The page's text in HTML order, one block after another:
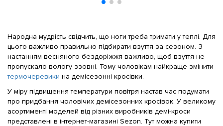
Народна мудрість свідчить, що ноги треба тримати у теплі. Для
цього важливо правильно підбирати взуття за сезоном. З
настанням весняного бездоріжжя важливо, щоб взуття не
пропускало вологу ззовні. Тому чоловікам найкраще змінити
термочеревики на демісезонні кросівки.
У міру підвищення температури повітря настав час подумати
про придбання чоловічих демісезонних кросівок. У великому
асортименті моделей від різних виробників демі-кроси
представлені в інтернет-магазині Sezon. Тут можна купити